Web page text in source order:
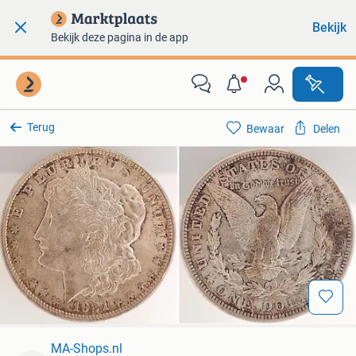
Bekijk deze pagina in de app
Bekijk
Terug Bewaar Delen
MA-Shops.nl